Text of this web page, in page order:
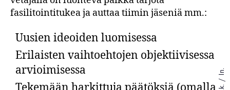
Lk.
/
In.
fasilitointitukea ja auttaa tiimin jäseniä mm.:
Uusien ideoiden luomisessa
Erilaisten vaihtoehtojen objektiivisessa
arvioimisessa